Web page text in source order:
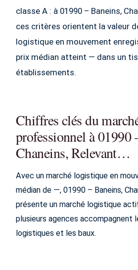
classe A : à 01990 – Baneins,
ces critères orientent la valeur
logistique en mouvement
prix médian atteint — dans un
établissements.
Chiffres clés du
professionnel à 01990
Chaneins, Relevant…
Avec un marché logistique en
médian de —, 01990 – Baneins,
présente un marché logistique
plusieurs agences accompagnent
logistiques et les baux.